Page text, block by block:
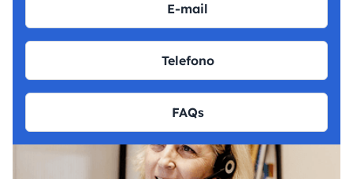
E-mail
Telefono
FAQs